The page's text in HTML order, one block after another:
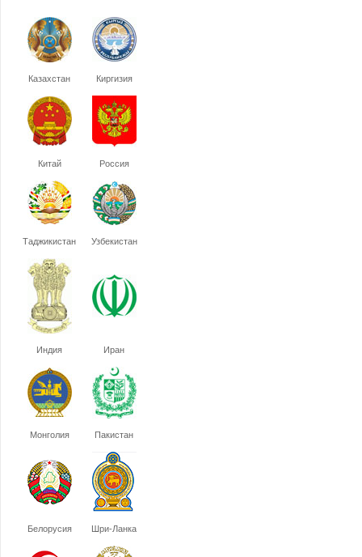
Казахстан Киргизия
Китай Россия
Таджикистан Узбекистан
Индия Иран
Монголия Пакистан
Белорусия Шри-Ланка